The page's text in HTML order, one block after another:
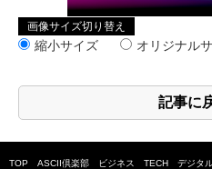
画像サイズ切り替え
縮小サイズ オリジナル
記事に
TOP ASCII倶楽部 ビジネス TECH デジタ